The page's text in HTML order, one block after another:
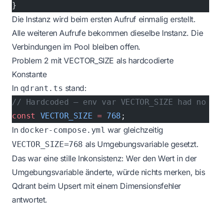
}
Die Instanz wird beim ersten Aufruf einmalig erstellt.
Alle weiteren Aufrufe bekommen dieselbe Instanz. Die
Verbindungen im Pool bleiben offen.
Problem 2 mit VECTOR_SIZE als hardcodierte
Konstante
In qdrant.ts stand:
// Hardcoded — env var VECTOR_SIZE had no
const
VECTOR_SIZE = 768 ;
In docker-compose.yml war gleichzeitig
VECTOR_SIZE=768 als Umgebungsvariable gesetzt.
Das war eine stille Inkonsistenz: Wer den Wert in der
Umgebungsvariable änderte, würde nichts merken, bis
Qdrant beim Upsert mit einem Dimensionsfehler
antwortet.